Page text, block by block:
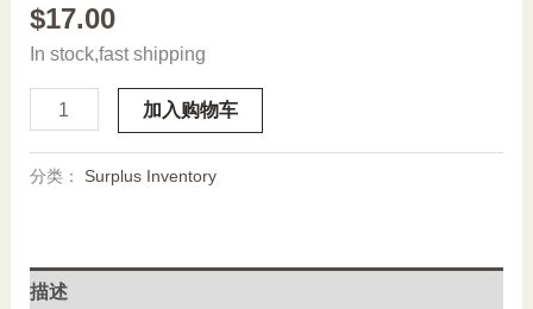
$17.00
In stock,fast shipping
Weidmüller
1068910000
PS-
and
加入购物车
分类： Surplus Inventory
描述